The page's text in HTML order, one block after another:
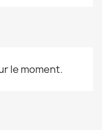
le moment.